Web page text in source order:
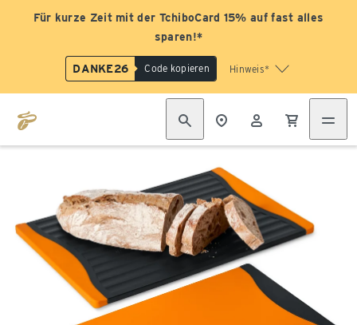
Für kurze Zeit mit der TchiboCard 15% auf fast alles
sparen!*
DANKE26 Code kopieren Hinweis*